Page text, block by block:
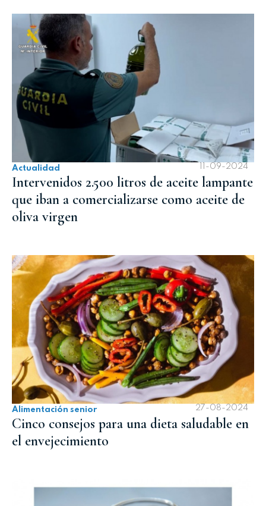
Actualidad 11-09-2024
Intervenidos 2.500 litros de aceite lampante
que iban a comercializarse como aceite de
oliva virgen
Alimentación senior 27-08-2024
Cinco consejos para una dieta saludable en
el envejecimiento